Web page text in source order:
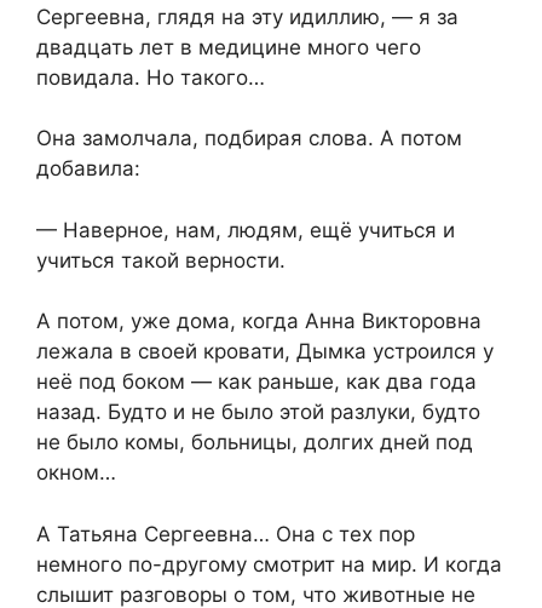
Сергеевна, глядя на эту идиллию, — я за
двадцать лет в медицине много чего
повидала. Но такого…
Она замолчала, подбирая слова. А потом
добавила:
— Наверное, нам, людям, ещё учиться и
учиться такой верности.
А потом, уже дома, когда Анна Викторовна
лежала в своей кровати, Дымка устроился у
неё под боком — как раньше, как два года
назад. Будто и не было этой разлуки, будто
не было комы, больницы, долгих дней под
окном…
А Татьяна Сергеевна… Она с тех пор
немного по-другому смотрит на мир. И когда
слышит разговоры о том, что животные не